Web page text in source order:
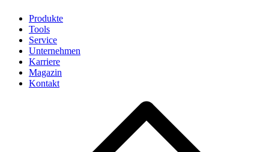
Produkte
Tools
Service
Unternehmen
Karriere
Magazin
Kontakt